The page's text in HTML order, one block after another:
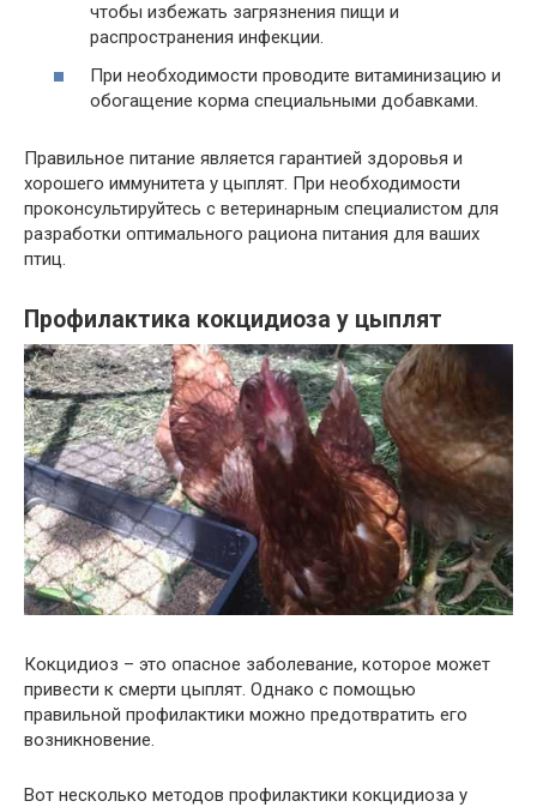
чтобы избежать загрязнения пищи и
распространения инфекции.
При необходимости проводите витаминизацию и
обогащение корма специальными добавками.
Правильное питание является гарантией здоровья и
хорошего иммунитета у цыплят. При необходимости
проконсультируйтесь с ветеринарным специалистом для
разработки оптимального рациона питания для ваших
птиц.
Профилактика кокцидиоза у цыплят
Кокцидиоз – это опасное заболевание, которое может
привести к смерти цыплят. Однако с помощью
правильной профилактики можно предотвратить его
возникновение.
Вот несколько методов профилактики кокцидиоза у